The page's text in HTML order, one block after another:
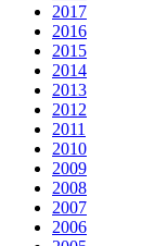
2017
2016
2015
2014
2013
2012
2011
2010
2009
2008
2007
2006